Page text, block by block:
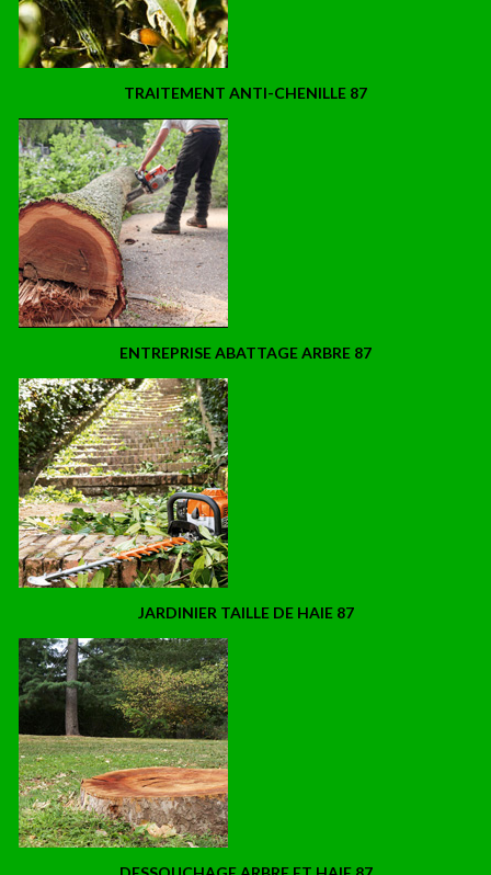
TRAITEMENT ANTI-CHENILLE 87
ENTREPRISE ABATTAGE ARBRE 87
JARDINIER TAILLE DE HAIE 87